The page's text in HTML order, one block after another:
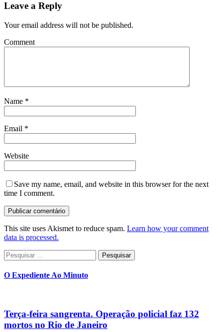
Leave a Reply
Your email address will not be published.
Comment
Name *
Email *
Website
Save my name, email, and website in this browser for the next
time I comment.
This site uses Akismet to reduce spam. Learn how your comment
data is processed.
Pesquisar
por:
O Expediente Ao Minuto
Terça-feira sangrenta. Operação policial faz 132
mortos no Rio de Janeiro